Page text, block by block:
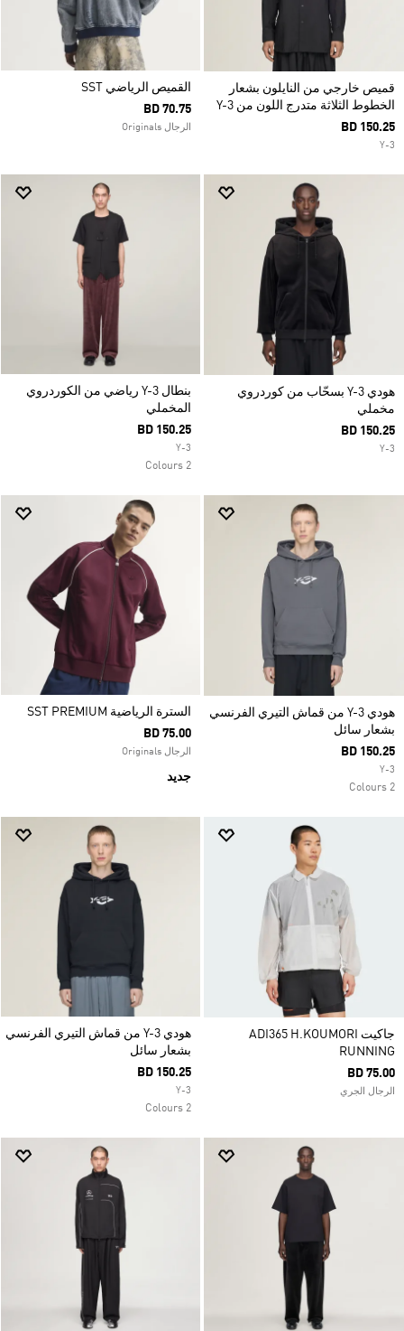
قميص خارجي من النايلون بشعار
الخطوط الثلاثة متدرج اللون من Y-3
BD 150.25
Y-3
القميص الرياضي SST
BD 70.75
الرجال Originals
هودي Y-3 بسحّاب من كوردروي
مخملي
BD 150.25
Y-3
بنطال Y-3 رياضي من الكوردروي
المخملي
BD 150.25
Y-3
2 Colours
هودي Y-3 من قماش التيري الفرنسي
بشعار سائل
BD 150.25
Y-3
2 Colours
السترة الرياضية SST PREMIUM
BD 75.00
الرجال Originals
جديد
جاكيت ADI365 H.KOUMORI
RUNNING
BD 75.00
الرجال الجري
هودي Y-3 من قماش التيري الفرنسي
بشعار سائل
BD 150.25
Y-3
2 Colours